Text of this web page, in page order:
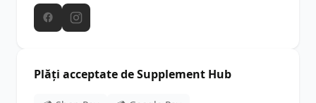
Plăți acceptate de Supplement Hub